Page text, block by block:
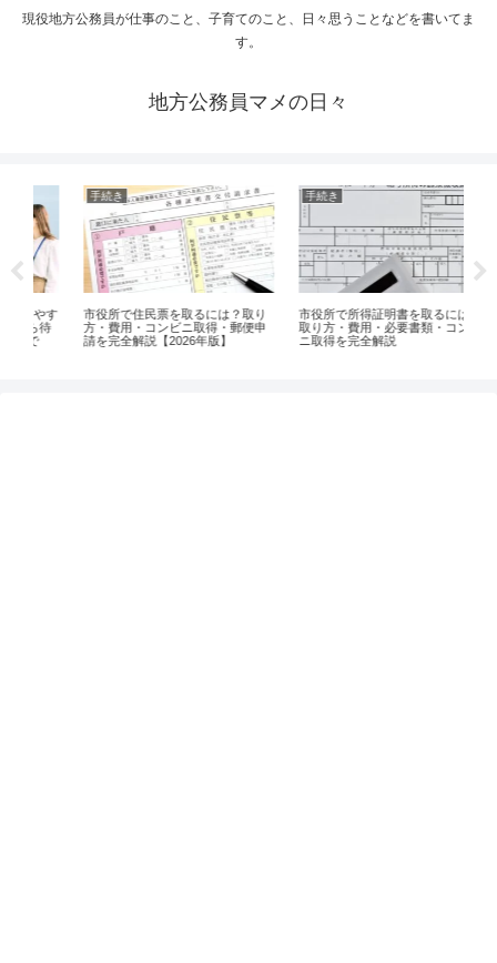
現役地方公務員が仕事のこと、子育てのこと、日々思うことなどを書いてま
す。
地方公務員マメの日々
市役所で住民票を取るには？取り
方・費用・コンビニ取得・郵便申
請を完全解説【2026年版】
手続き
市役所で所得証明書を取るには？
取り方・費用・必要書類・コンビ
ニ取得を完全解説